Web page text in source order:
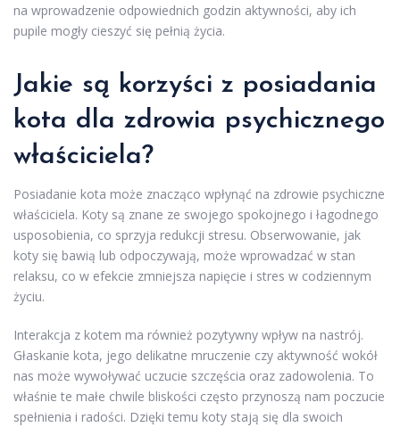
na wprowadzenie odpowiednich godzin aktywności, aby ich
pupile mogły cieszyć się pełnią życia.
Jakie są korzyści z posiadania
kota dla zdrowia psychicznego
właściciela?
Posiadanie kota może znacząco wpłynąć na zdrowie psychiczne
właściciela. Koty są znane ze swojego spokojnego i łagodnego
usposobienia, co sprzyja redukcji stresu. Obserwowanie, jak
koty się bawią lub odpoczywają, może wprowadzać w stan
relaksu, co w efekcie zmniejsza napięcie i stres w codziennym
życiu.
Interakcja z kotem ma również pozytywny wpływ na nastrój.
Głaskanie kota, jego delikatne mruczenie czy aktywność wokół
nas może wywoływać uczucie szczęścia oraz zadowolenia. To
właśnie te małe chwile bliskości często przynoszą nam poczucie
spełnienia i radości. Dzięki temu koty stają się dla swoich